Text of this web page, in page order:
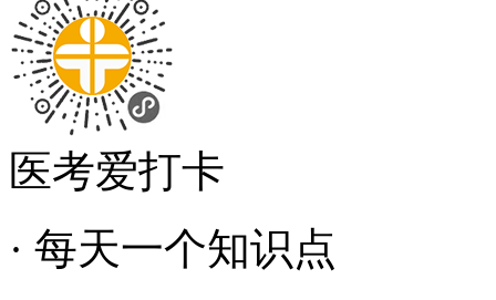
医考爱打卡
· 每天一个知识点